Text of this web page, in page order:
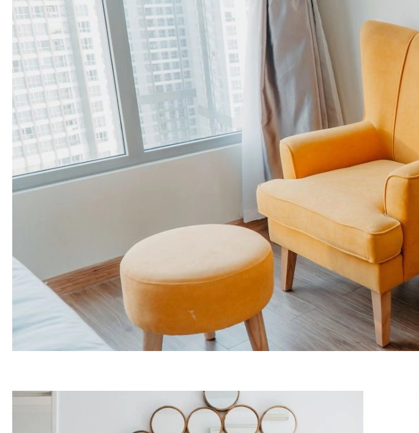
PROJEKTOWANIE OGRODU
DLA DOMU EKO ŻYCIE
ZWIERZĘTA W NATURZE GRZYBY
ZWYCZAJE ZRÓB TO SAM PRZEPISY
DANIA GŁÓWNE CIASTA I DESERY